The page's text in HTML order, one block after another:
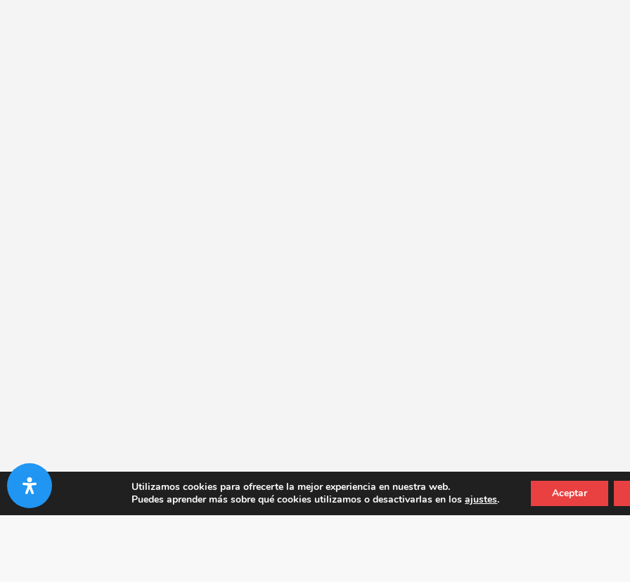
Utilizamos cookies para ofrecerte la mejor experiencia en nuestra web.
Puedes aprender más sobre qué cookies utilizamos o desactivarlas en losajustes. Aceptar